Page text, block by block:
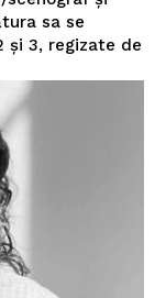
sa se
şi 3, regizate de